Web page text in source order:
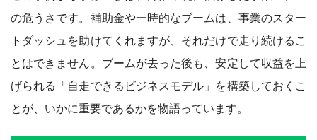
の危うさです。補助金や一時的なブームは、事業のスター
トダッシュを助けてくれますが、それだけで走り続けるこ
とはできません。ブームが去った後も、安定して収益を上
げられる「自走できるビジネスモデル」を構築しておくこ
とが、いかに重要であるかを物語っています。